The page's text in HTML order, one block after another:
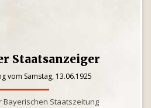
Staatsanzeiger
vom Samstag, 13.06.1925
Bayerischen Staatszeitung